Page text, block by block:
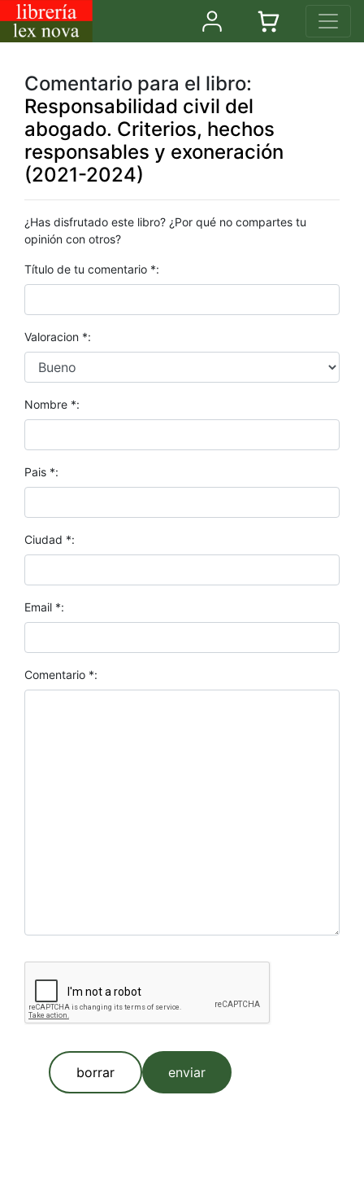
Comentario para el libro:
Responsabilidad civil del
abogado. Criterios, hechos
responsables y exoneración
(2021-2024)
¿Has disfrutado este libro? ¿Por qué no compartes tu
opinión con otros?
Título de tu comentario *:
Valoracion *:
Nombre *:
Pais *:
Ciudad *:
Email *:
Comentario *:
borrar enviar